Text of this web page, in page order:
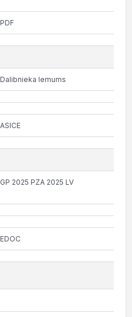
PDF
Dalibnieka lemums
ASICE
GP 2025 PZA 2025 LV
EDOC